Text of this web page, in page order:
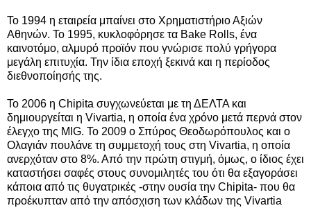
Το 1994 η εταιρεία μπαίνει στο Χρηματιστήριο Αξιών
Αθηνών. Το 1995, κυκλοφόρησε τα Βake Rolls, ένα
καινοτόμο, αλμυρό προϊόν που γνώρισε πολύ γρήγορα
μεγάλη επιτυχία. Την ίδια εποχή ξεκινά και η περίοδος
διεθνοποίησής της.
Το 2006 η Chipita συγχωνεύεται με τη ΔΕΛΤΑ και
δημιουργείται η Vivartia, η οποία ένα χρόνο μετά περνά στον
έλεγχο της MIG. Το 2009 ο Σπύρος Θεοδωρόπουλος και ο
Ολαγιάν πουλάνε τη συμμετοχή τους στη Vivartia, η οποία
ανερχόταν στο 8%. Από την πρώτη στιγμή, όμως, ο ίδιος έχει
καταστήσει σαφές στους συνομιλητές του ότι θα εξαγοράσει
κάποια από τις θυγατρικές -στην ουσία την Chipita- που θα
προέκυπταν από την απόσχιση των κλάδων της Vivartia